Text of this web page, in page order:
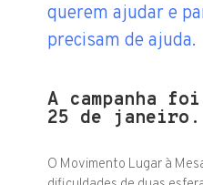
querem ajudar e
precisam de ajuda.
A campanha
25 de janeiro.
O Movimento Lugar à